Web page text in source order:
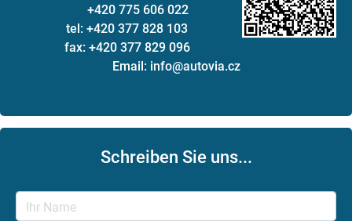
+420 775 606 022
tel: +420 377 828 103
fax: +420 377 829 096
Email: info@autovia.cz
Schreiben Sie uns...